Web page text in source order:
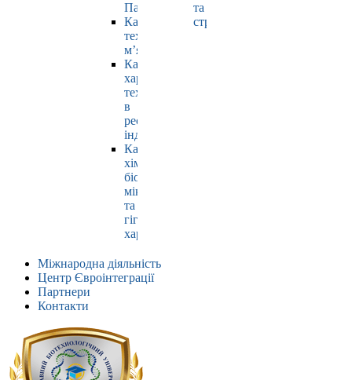
Павлюк
Кафедра
технології
м’яса
Кафедра
харчових
технологій
в
ресторанній
індустрії
Кафедра
хімії,
біохімії,
мікробіології
та
гігієни
харчування
та
страхування
Міжнародна діяльність
Центр Євроінтеграції
Партнери
Контакти